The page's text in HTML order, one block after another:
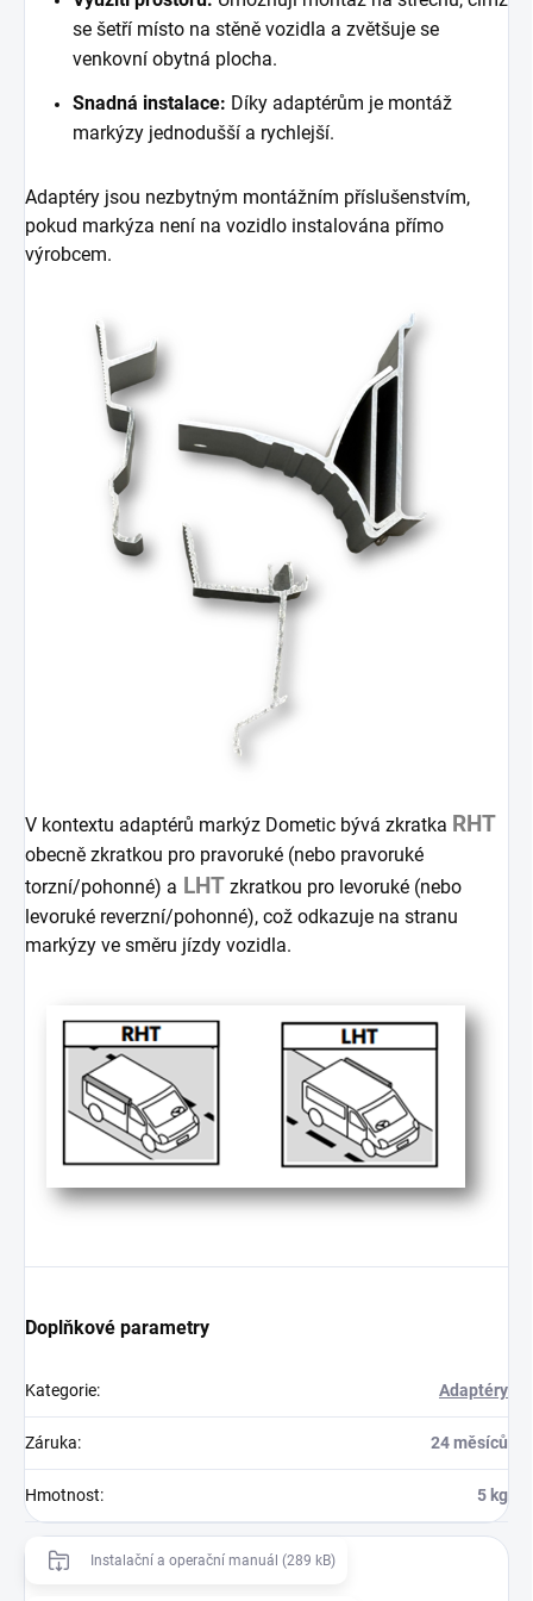
se šetří místo na stěně vozidla a zvětšuje se
venkovní obytná plocha.
Snadná instalace: Díky adaptérům je montáž
markýzy jednodušší a rychlejší.
Adaptéry jsou nezbytným montážním příslušenstvím,
pokud markýza není na vozidlo instalována přímo
výrobcem.
V kontextu adaptérů markýz Dometic bývá zkratka RHT
obecně zkratkou pro pravoruké (nebo pravoruké
torzní/pohonné) a LHT zkratkou pro levoruké (nebo
levoruké reverzní/pohonné), což odkazuje na stranu
markýzy ve směru jízdy vozidla.
Doplňkové parametry
Kategorie: Adaptéry
Záruka: 24 měsíců
Hmotnost: 5 kg
Instalační a operační manuál (289 kB)